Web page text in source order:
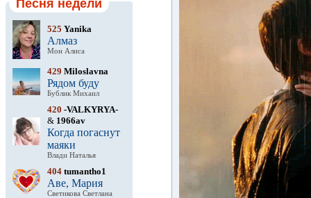
Песня недели
525 Yanika
Алмаз
Мон Алиса
429 Miloslavna
Рядом буду
Бублик Михаил
420 -VALKYRYA-
& 1966av
Когда погаснут
маяки
Влади Наталья
404 tumantho1
Аве, Мария
Светикова Светлана